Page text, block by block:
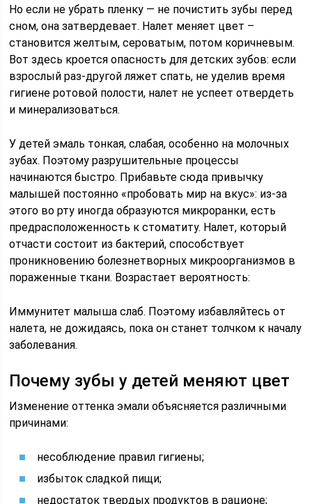
Но если не убрать пленку — не почистить зубы перед
сном, она затвердевает. Налет меняет цвет –
становится желтым, сероватым, потом коричневым.
Вот здесь кроется опасность для детских зубов: если
взрослый раз-другой ляжет спать, не уделив время
гигиене ротовой полости, налет не успеет отвердеть
и минерализоваться.
У детей эмаль тонкая, слабая, особенно на молочных
зубах. Поэтому разрушительные процессы
начинаются быстро. Прибавьте сюда привычку
малышей постоянно «пробовать мир на вкус»: из-за
этого во рту иногда образуются микроранки, есть
предрасположенность к стоматиту. Налет, который
отчасти состоит из бактерий, способствует
проникновению болезнетворных микроорганизмов в
пораженные ткани. Возрастает вероятность:
Иммунитет малыша слаб. Поэтому избавляйтесь от
налета, не дожидаясь, пока он станет толчком к началу
заболевания.
Почему зубы у детей меняют цвет
Изменение оттенка эмали объясняется различными
причинами:
несоблюдение правил гигиены;
избыток сладкой пищи;
недостаток твердых продуктов в рационе;